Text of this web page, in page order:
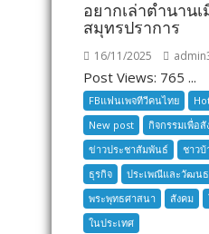
อยากเล่าตำนาน
สมุทรปราการ
16/11/2025
Post Views: 765 ...
FBแฟนเพจทีวีคนไทย
New post
กิจกรรมเพื่อสั
ข่าวประชาสัมพันธ์
ชาวบ้
ธุรกิจ
ประเพณีและวัฒน
พระพุทธศาสนา
สังคม
ในประเทศ